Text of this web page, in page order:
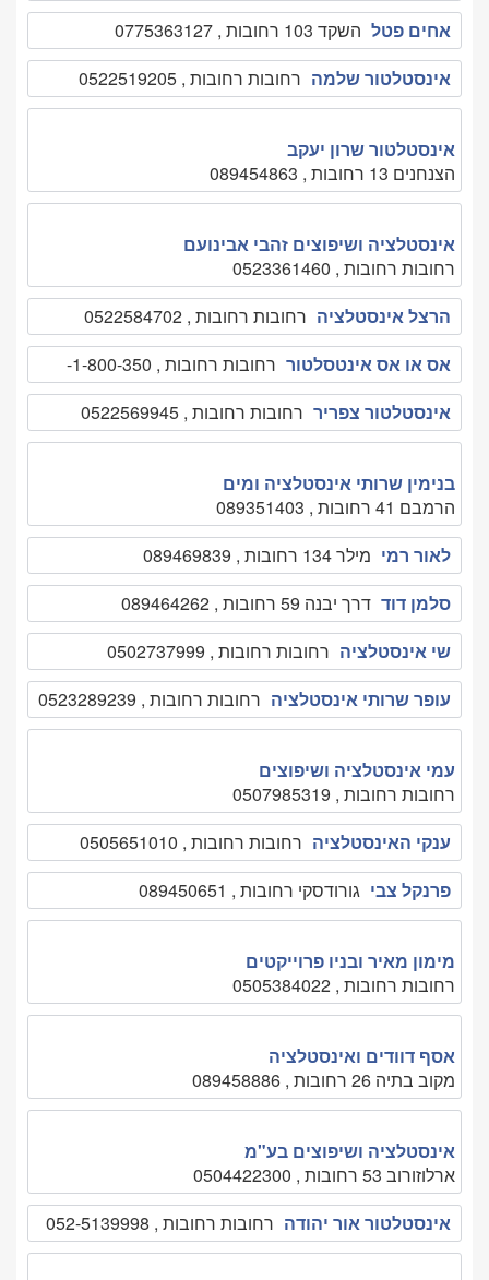
אחים פטל השקד 103 רחובות , 0775363127
אינסטלטור שלמה רחובות רחובות , 0522519205
אינסטלטור שרון יעקב
הצנחנים 13 רחובות , 089454863
אינסטלציה ושיפוצים זהבי אבינועם
רחובות רחובות , 0523361460
הרצל אינסטלציה רחובות רחובות , 0522584702
אס או אס אינטסלטור רחובות רחובות , 1-800-350-
אינסטלטור צפריר רחובות רחובות , 0522569945
בנימין שרותי אינסטלציה ומים
הרמבם 41 רחובות , 089351403
לאור רמי מילר 134 רחובות , 089469839
סלמן דוד דרך יבנה 59 רחובות , 089464262
שי אינסטלציה רחובות רחובות , 0502737999
עופר שרותי אינסטלציה רחובות רחובות , 0523289239
עמי אינסטלציה ושיפוצים
רחובות רחובות , 0507985319
ענקי האינסטלציה רחובות רחובות , 0505651010
פרנקל צבי גורודסקי רחובות , 089450651
מימון מאיר ובניו פרוייקטים
רחובות רחובות , 0505384022
אסף דוודים ואינסטלציה
מקוב בתיה 26 רחובות , 089458886
אינסטלציה ושיפוצים בע"מ
ארלוזורוב 53 רחובות , 0504422300
אינסטלטור אור יהודה רחובות רחובות , 052-5139998